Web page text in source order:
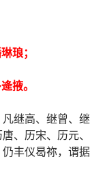
琅；
掖。
继高、继曾、继
、历宋、历元、
丰仪曷祢，谓据